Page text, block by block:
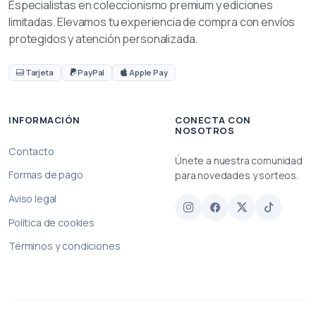
Especialistas en coleccionismo premium y ediciones
limitadas. Elevamos tu experiencia de compra con envíos
protegidos y atención personalizada.
Tarjeta PayPal Apple Pay
INFORMACIÓN
Contacto
Formas de pago
Aviso legal
Política de cookies
Términos y condiciones
CONECTA CON
NOSOTROS
Únete a nuestra comunidad
para novedades y sorteos.